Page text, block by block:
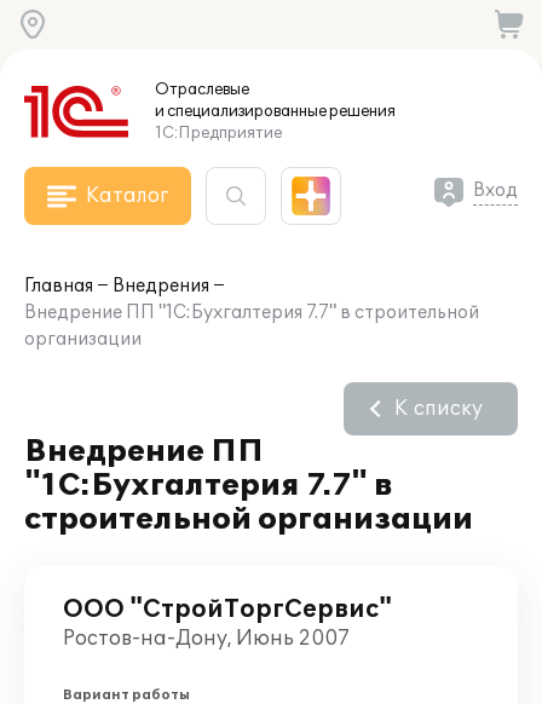
Отраслевые
и специализированныерешения
1С:Предприятие
Каталог Вход
Главная
Внедрения
Внедрение ПП "1С:Бухгалтерия 7.7" в строительной
организации
Внедрение ПП
"1С:Бухгалтерия 7.7" в
строительной организации
К списку
ООО "СтройТоргСервис"
Ростов-на-Дону, Июнь 2007
Вариант работы